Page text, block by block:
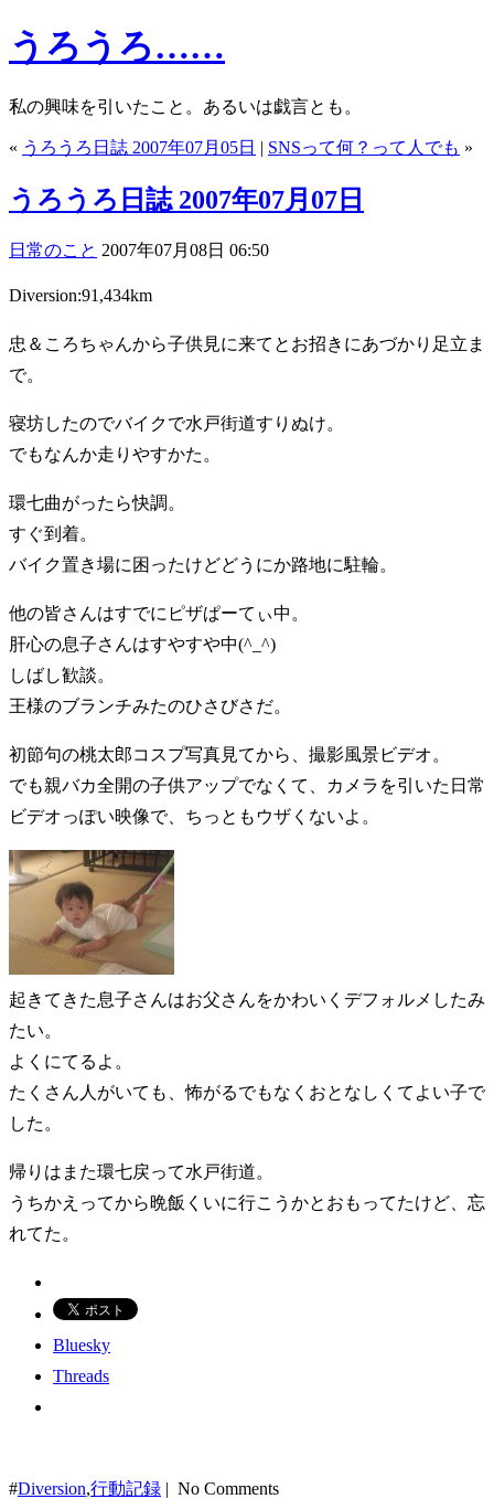
うろうろ……
私の興味を引いたこと。あるいは戯言とも。
« うろうろ日誌 2007年07月05日 | SNSって何？って人でも »
うろうろ日誌 2007年07月07日
日常のこと 2007年07月08日 06:50
Diversion:91,434km
忠＆ころちゃんから子供見に来てとお招きにあづかり足立ま
で。
寝坊したのでバイクで水戸街道すりぬけ。
でもなんか走りやすかた。
環七曲がったら快調。
すぐ到着。
バイク置き場に困ったけどどうにか路地に駐輪。
他の皆さんはすでにピザぱーてぃ中。
肝心の息子さんはすやすや中(^_^)
しばし歓談。
王様のブランチみたのひさびさだ。
初節句の桃太郎コスプ写真見てから、撮影風景ビデオ。
でも親バカ全開の子供アップでなくて、カメラを引いた日常
ビデオっぽい映像で、ちっともウザくないよ。
起きてきた息子さんはお父さんをかわいくデフォルメしたみ
たい。
よくにてるよ。
たくさん人がいても、怖がるでもなくおとなしくてよい子で
した。
帰りはまた環七戻って水戸街道。
うちかえってから晩飯くいに行こうかとおもってたけど、忘
れてた。
Bluesky
Threads
#Diversion,行動記録 | No Comments